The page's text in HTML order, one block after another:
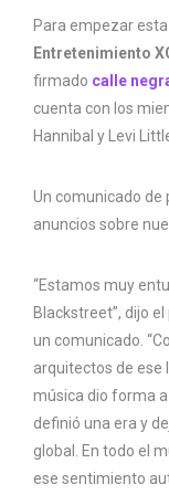
Para empezar
Entretenimiento
firmado calle
cuenta con los
Hannibal y Levi
Un comunicado
anuncios sobre
“Estamos muy
Blackstreet”, dijo
un comunicado.
arquitectos de ese
música dio forma
definió una era y
global. En todo el
ese sentimiento